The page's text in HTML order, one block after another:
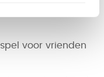
voor vrienden